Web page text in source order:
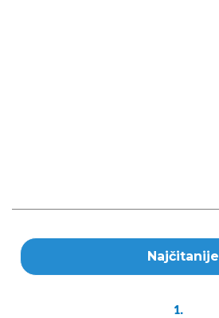
Najčitanije
1.